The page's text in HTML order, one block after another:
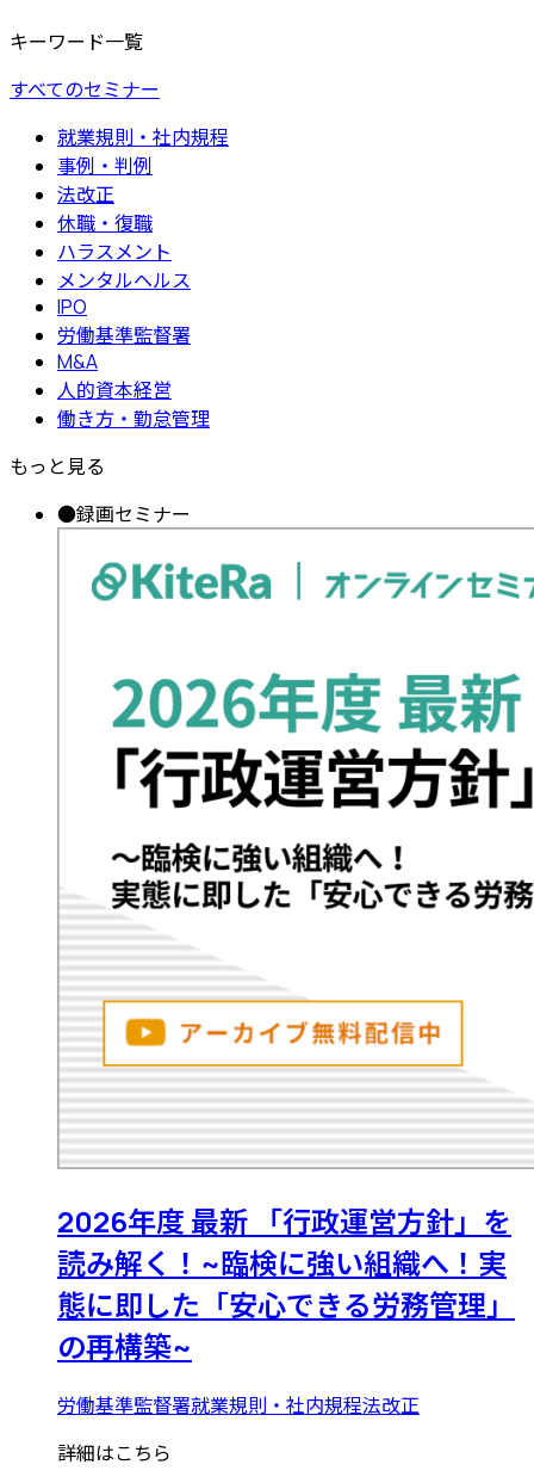
キーワード一覧
すべてのセミナー
就業規則・社内規程
事例・判例
法改正
休職・復職
ハラスメント
メンタルヘルス
IPO
労働基準監督署
M&A
人的資本経営
働き方・勤怠管理
もっと見る
●録画セミナー
2026年度 最新 「行政運営方針」を
読み解く！~臨検に強い組織へ！実
態に即した「安心できる労務管理」
の再構築~
労働基準監督署就業規則・社内規程法改正
詳細はこちら